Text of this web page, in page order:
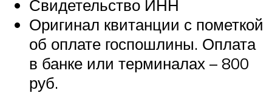
Свидетельство ИНН
Оригинал квитанции с пометкой
об оплате госпошлины. Оплата
в банке или терминалах – 800
руб.